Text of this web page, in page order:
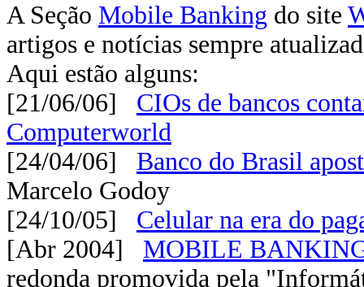
A Seção Mobile Banking do site
artigos e notícias sempre
Aqui estão alguns:
[21/06/06] CIOs de bancos
Computerworld
[24/04/06] Banco do Brasil
Marcelo Godoy
[24/10/05] Celular na era do
[Abr 2004] MOBILE
redonda promovida pela